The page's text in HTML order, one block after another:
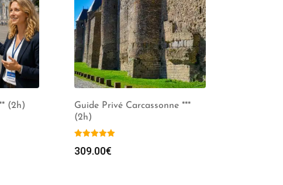
(2h)
Guide Privé Carcassonne ***
(2h)
309.00€